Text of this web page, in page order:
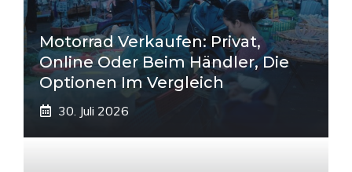
Motorrad Verkaufen: Privat,
Online Oder Beim Händler, Die
Optionen Im Vergleich
30. Juli 2026